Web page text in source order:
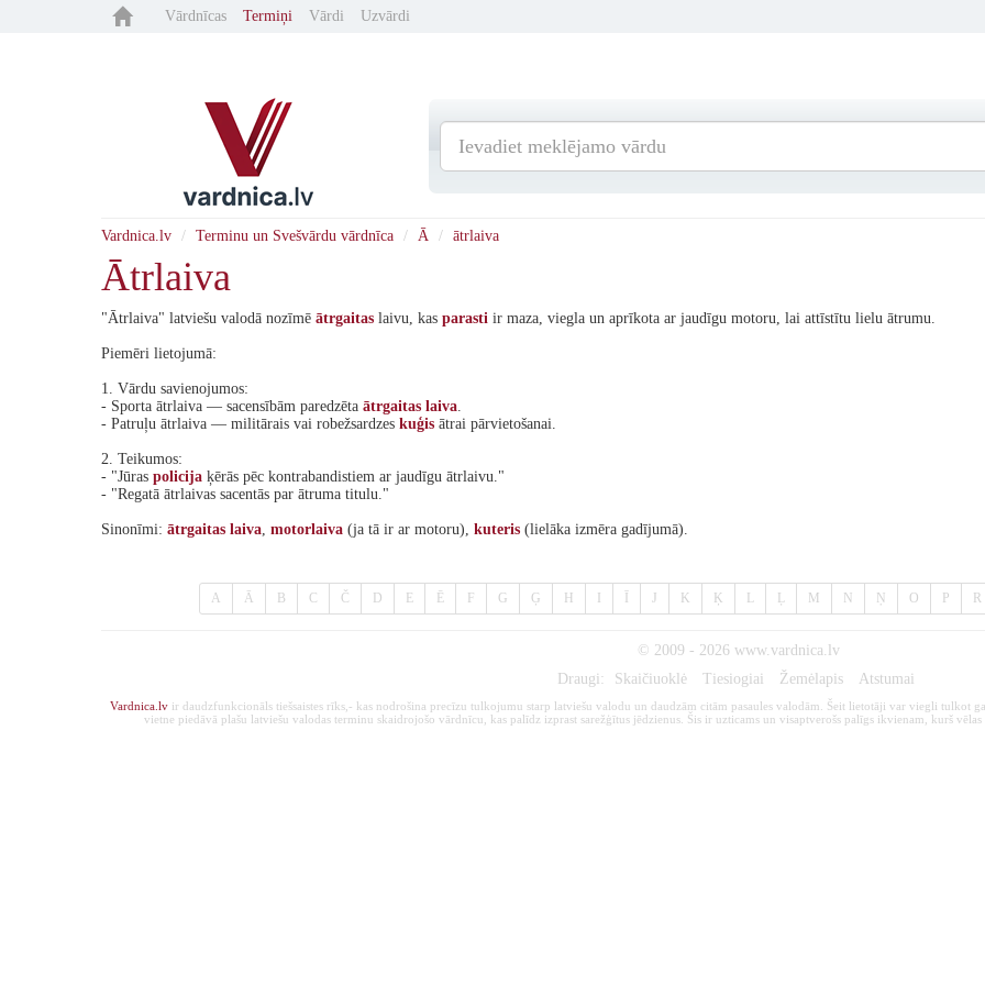
Vārdnīcas Termiņi Vārdi Uzvārdi
Vardnica.lv Terminu un Svešvārdu vārdnīca Ā ātrlaiva
Ātrlaiva
"Ātrlaiva" latviešu valodā nozīmē ātrgaitas laivu, kas parasti ir maza, viegla un aprīkota ar jaudīgu motoru, lai attīstītu lielu ātrumu.
Piemēri lietojumā:
1. Vārdu savienojumos:
- Sporta ātrlaiva — sacensībām paredzēta ātrgaitas laiva.
- Patruļu ātrlaiva — militārais vai robežsardzes kuģis ātrai pārvietošanai.
2. Teikumos:
- "Jūras policija ķērās pēc kontrabandistiem ar jaudīgu ātrlaivu."
- "Regatā ātrlaivas sacentās par ātruma titulu."
Sinonīmi: ātrgaitas laiva, motorlaiva (ja tā ir ar motoru), kuteris (lielāka izmēra gadījumā).
A Ā B C Č D E Ē F G Ģ H J K Ķ L Ļ M N Ņ O P R
© 2009 - 2026 www.vardnica.lv
Draugi:
Skaičiuoklė Tiesiogiai Žemėlapis Atstumai
Vardnica.lvir daudzfunkcionāls tiešsaistes rīks,- kas nodrošina precīzu tulkojumu starp latviešu valodu un daudzām citām pasaules valodām. Šeit lietotāji var viegli tulkot
vietne piedāvā plašu latviešu valodas terminu skaidrojošo vārdnīcu, kas palīdz izprast sarežģītus jēdzienus. Šis ir uzticams un visaptverošs palīgs ikvienam, kurš vēlas